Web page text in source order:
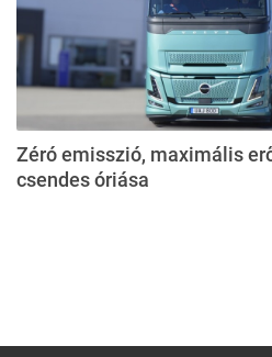
Zéró emisszió, maximális
csendes óriása